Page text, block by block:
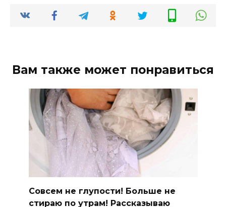
Вам также может понравиться
Совсем не глупости! Больше не
стираю по утрам! Рассказываю